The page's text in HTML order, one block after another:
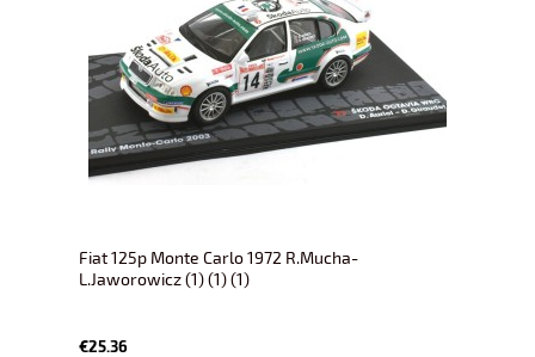
Fiat 125p Monte Carlo 1972 R.Mucha-
L.Jaworowicz (1) (1) (1)
€25.36